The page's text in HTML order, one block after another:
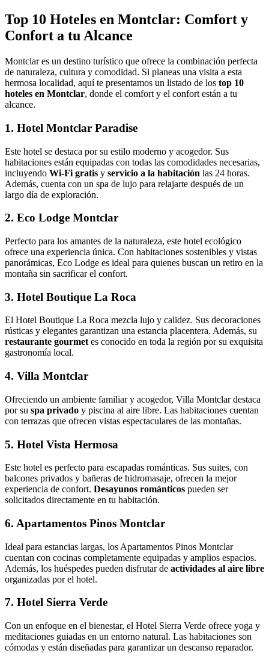
Top 10 Hoteles en Montclar: Comfort y
Confort a tu Alcance
Montclar es un destino turístico que ofrece la combinación perfecta
de naturaleza, cultura y comodidad. Si planeas una visita a esta
hermosa localidad, aquí te presentamos un listado de los top 10
hoteles en Montclar, donde el comfort y el confort están a tu
alcance.
1. Hotel Montclar Paradise
Este hotel se destaca por su estilo moderno y acogedor. Sus
habitaciones están equipadas con todas las comodidades necesarias,
incluyendo Wi-Fi gratis y servicio a la habitación las 24 horas.
Además, cuenta con un spa de lujo para relajarte después de un
largo día de exploración.
2. Eco Lodge Montclar
Perfecto para los amantes de la naturaleza, este hotel ecológico
ofrece una experiencia única. Con habitaciones sostenibles y vistas
panorámicas, Eco Lodge es ideal para quienes buscan un retiro en la
montaña sin sacrificar el confort.
3. Hotel Boutique La Roca
El Hotel Boutique La Roca mezcla lujo y calidez. Sus decoraciones
rústicas y elegantes garantizan una estancia placentera. Además, su
restaurante gourmet es conocido en toda la región por su exquisita
gastronomía local.
4. Villa Montclar
Ofreciendo un ambiente familiar y acogedor, Villa Montclar destaca
por su spa privado y piscina al aire libre. Las habitaciones cuentan
con terrazas que ofrecen vistas espectaculares de las montañas.
5. Hotel Vista Hermosa
Este hotel es perfecto para escapadas románticas. Sus suites, con
balcones privados y bañeras de hidromasaje, ofrecen la mejor
experiencia de confort. Desayunos románticos pueden ser
solicitados directamente en tu habitación.
6. Apartamentos Pinos Montclar
Ideal para estancias largas, los Apartamentos Pinos Montclar
cuentan con cocinas completamente equipadas y amplios espacios.
Además, los huéspedes pueden disfrutar de actividades al aire libre
organizadas por el hotel.
7. Hotel Sierra Verde
Con un enfoque en el bienestar, el Hotel Sierra Verde ofrece yoga y
meditaciones guiadas en un entorno natural. Las habitaciones son
cómodas y están diseñadas para garantizar un descanso reparador.